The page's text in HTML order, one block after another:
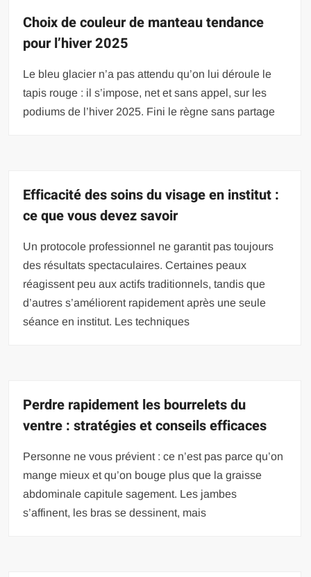
Choix de couleur de manteau tendance
pour l’hiver 2025
Le bleu glacier n’a pas attendu qu’on lui déroule le
tapis rouge : il s’impose, net et sans appel, sur les
podiums de l’hiver 2025. Fini le règne sans partage
Efficacité des soins du visage en institut :
ce que vous devez savoir
Un protocole professionnel ne garantit pas toujours
des résultats spectaculaires. Certaines peaux
réagissent peu aux actifs traditionnels, tandis que
d’autres s’améliorent rapidement après une seule
séance en institut. Les techniques
Perdre rapidement les bourrelets du
ventre : stratégies et conseils efficaces
Personne ne vous prévient : ce n’est pas parce qu’on
mange mieux et qu’on bouge plus que la graisse
abdominale capitule sagement. Les jambes
s’affinent, les bras se dessinent, mais